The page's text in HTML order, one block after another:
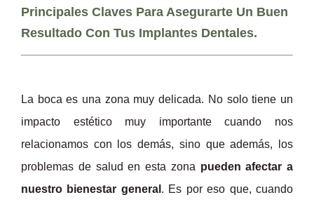
Principales Claves Para Asegurarte Un Buen
Resultado Con Tus Implantes Dentales.
La boca es una zona muy delicada. No solo tiene un
impacto estético muy importante cuando nos
relacionamos con los demás, sino que además, los
problemas de salud en esta zona pueden afectar a
nuestro bienestar general . Es por eso que, cuando